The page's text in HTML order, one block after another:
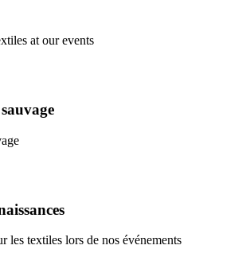
at our events
les textiles lors de nos événements